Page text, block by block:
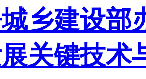
乡建设部
关键技术